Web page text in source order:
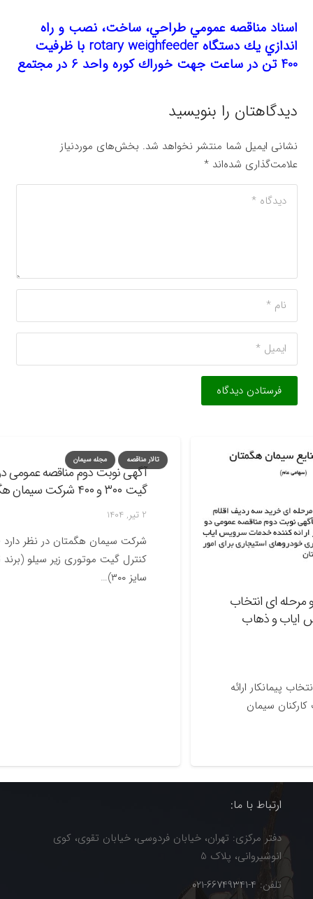
اسناد مناقصه عمومي طراحي، ساخت، نصب و راه
اندازي يك دستگاه rotary weighfeeder با ظرفيت
400 تن در ساعت جهت خوراك كوره واحد 6 در مجتمع
دیدگاهتان را بنویسید
نشانی ایمیل شما منتشر نخواهد شد. بخش‌های موردنیاز
علامت‌گذاری شده‌اند*
فرستادن دیدگاه
ای انتخاب
و ذهاب
ارائه
سیمان
تالار مناقصه مجله سیمان
آگهی نوبت دوم مناقصه عمومی دو
گیت ۳۰۰ و ۴۰۰ شرکت سیمان هگمتان
شرکت
ارتباط با ما:
دفتر مرکزی: تهران، خیابان فردوسی، خیابان تقوی، کوی
انوشیروانی، پلاک 5
تلفن: 4-66749341-021